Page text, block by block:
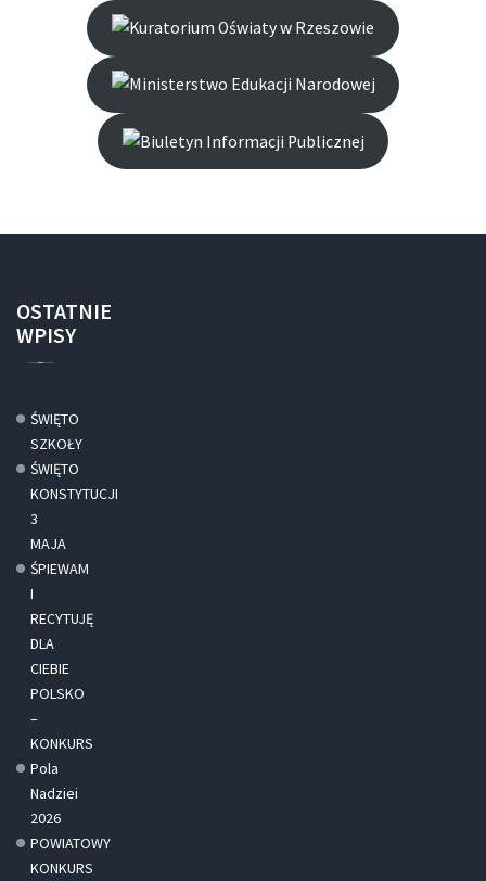
OSTATNIE
WPISY
ŚWIĘTO
SZKOŁY
ŚWIĘTO
KONSTYTUCJI
3
MAJA
ŚPIEWAM
I
RECYTUJĘ
DLA
CIEBIE
POLSKO
–
KONKURS
Pola
Nadziei
2026
POWIATOWY
KONKURS